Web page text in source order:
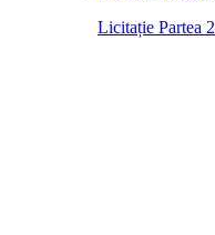
Licitație Partea 2